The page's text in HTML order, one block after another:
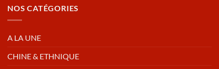
NOS CATÉGORIES
A LA UNE
CHINE & ETHNIQUE